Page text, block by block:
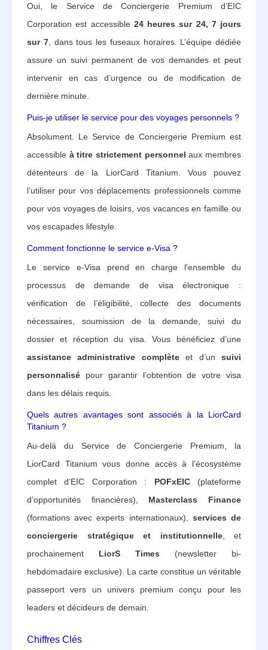
Oui, le Service de Conciergerie Premium d’EIC
Corporation est accessible 24 heures sur 24, 7 jours
sur 7, dans tous les fuseaux horaires. L’équipe dédiée
assure un suivi permanent de vos demandes et peut
intervenir en cas d’urgence ou de modification de
dernière minute.
Puis-je utiliser le service pour des voyages personnels ?
Absolument. Le Service de Conciergerie Premium est
accessible à titre strictement personnel aux membres
détenteurs de la LiorCard Titanium. Vous pouvez
l’utiliser pour vos déplacements professionnels comme
pour vos voyages de loisirs, vos vacances en famille ou
vos escapades lifestyle.
Comment fonctionne le service e-Visa ?
Le service e-Visa prend en charge l’ensemble du
processus de demande de visa électronique :
vérification de l’éligibilité, collecte des documents
nécessaires, soumission de la demande, suivi du
dossier et réception du visa. Vous bénéficiez d’une
assistance administrative complèteet d’unsuivi
personnalisé pour garantir l’obtention de votre visa
dans les délais requis.
Quels autres avantages sont associés à la LiorCard
Titanium ?
Au-delà du Service de Conciergerie Premium, la
LiorCard Titanium vous donne accès à l’écosystème
complet d’EIC Corporation : POFxEIC(plateforme
d’opportunités financières), Masterclass Finance
(formations avec experts internationaux), services de
conciergerie stratégique et institutionnelle, et
prochainement LiorS Times (newsletter bi-
hebdomadaire exclusive). La carte constitue un véritable
passeport vers un univers premium conçu pour les
leaders et décideurs de demain.
Chiffres Clés